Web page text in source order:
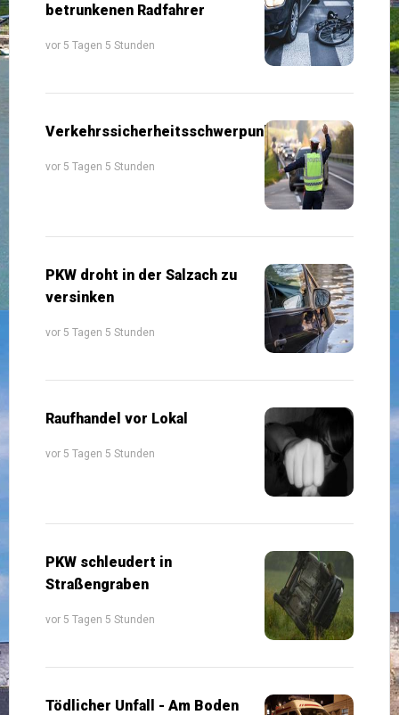
betrunkenen Radfahrer
vor 5 Tagen 5 Stunden
Verkehrssicherheitsschwerpunkte
vor 5 Tagen 5 Stunden
PKW droht in der Salzach zu
versinken
vor 5 Tagen 5 Stunden
Raufhandel vor Lokal
vor 5 Tagen 5 Stunden
PKW schleudert in
Straßengraben
vor 5 Tagen 5 Stunden
Tödlicher Unfall - Am Boden